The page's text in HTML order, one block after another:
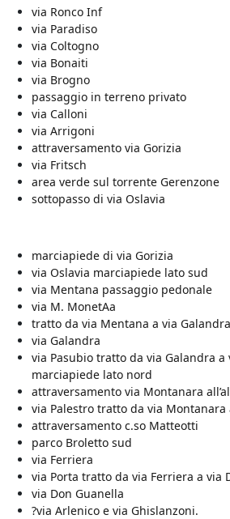
via Ronco Inf
via Paradiso
via Coltogno
via Bonaiti
via Brogno
passaggio in terreno privato
via Calloni
via Arrigoni
attraversamento via Gorizia
via Fritsch
area verde sul torrente Gerenzone
sottopasso di via Oslavia
marciapiede di via Gorizia
via Oslavia marciapiede lato sud
via Mentana passaggio pedonale
via M. MonetAa
tratto da via Mentana a via Galandra
via Galandra
via Pasubio tratto da via Galandra a
marciapiede lato nord
attraversamento via Montanara
via Palestro tratto da via
attraversamento c.so Matteotti
parco Broletto sud
via Ferriera
via Porta tratto da via Ferriera a via
via Don Guanella
?via Arlenico e via Ghislanzoni.